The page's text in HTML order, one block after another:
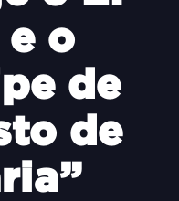
e o
de
de